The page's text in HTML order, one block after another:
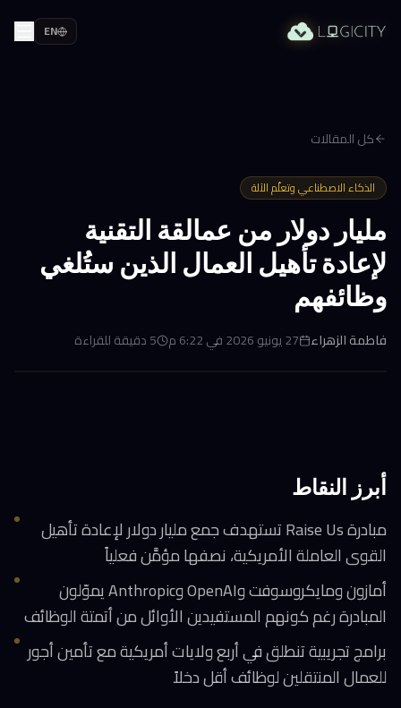
EN
كل المقالات
الذكاء الاصطناعي وتعلّم الآلة
مليار دولار من عمالقة التقنية
لإعادة تأهيل العمال الذين ستُلغي
وظائفهم
فاطمة الزهراء 27 يونيو 2026 في 6:22 م 5دقيقة للقراءة
أبرز النقاط
مبادرة Raise Us تستهدف جمع مليار دولار لإعادة تأهيل
القوى العاملة الأمريكية، نصفها مؤمَّن فعلياً
أمازون ومايكروسوفت وOpenAI وAnthropic يموّلون
المبادرة رغم كونهم المستفيدين الأوائل من أتمتة الوظائف
برامج تجريبية تنطلق في أربع ولايات أمريكية مع تأمين أجور
للعمال المنتقلين لوظائف أقل دخلاً